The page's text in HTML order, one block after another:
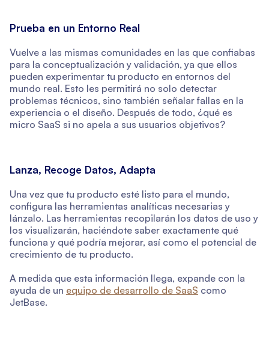
Prueba en un Entorno Real
Vuelve a las mismas comunidades en las que confiabas
para la conceptualización y validación, ya que ellos
pueden experimentar tu producto en entornos del
mundo real. Esto les permitirá no solo detectar
problemas técnicos, sino también señalar fallas en la
experiencia o el diseño. Después de todo, ¿qué es
micro SaaS si no apela a sus usuarios objetivos?
Lanza, Recoge Datos, Adapta
Una vez que tu producto esté listo para el mundo,
configura las herramientas analíticas necesarias y
lánzalo. Las herramientas recopilarán los datos de uso y
los visualizarán, haciéndote saber exactamente qué
funciona y qué podría mejorar, así como el potencial de
crecimiento de tu producto.
A medida que esta información llega, expande con la
ayuda de un equipo de desarrollo de SaaS como
JetBase.